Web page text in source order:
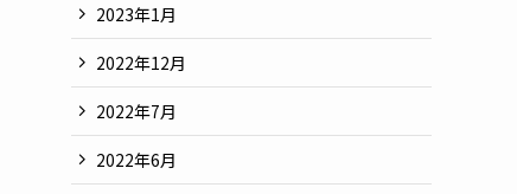
2023年1月
2022年12月
2022年7月
2022年6月